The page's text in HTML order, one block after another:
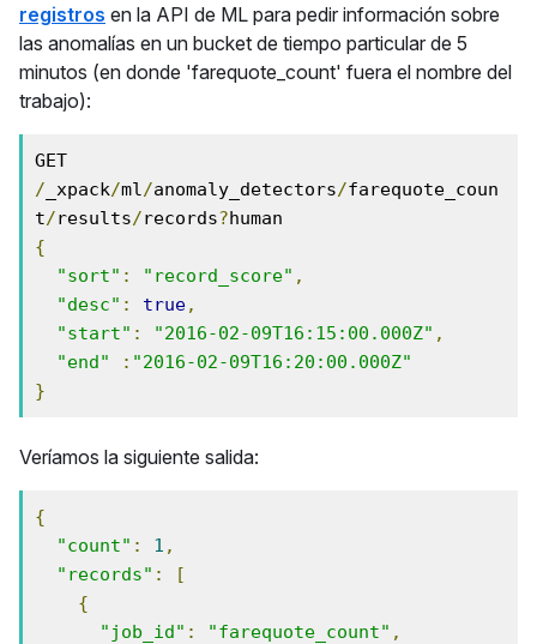
registros en la API de ML para pedir información sobre
las anomalías en un bucket de tiempo particular de 5
minutos (en donde 'farequote_count' fuera el nombre del
trabajo):
/ _xpack/ml/anomaly_detectors/farequote_coun
t/results/records?
{
"sort" : "record_score" ,
"desc" : true,
"start" : "2016-02-09T16:15:00.000Z" ,
"end"
: "2016-02-09T16:20:00.000Z"
}
Veríamos la siguiente salida:
{
"count" : 1 ,
"records" :
[
{
"job_id" : "farequote_count" ,